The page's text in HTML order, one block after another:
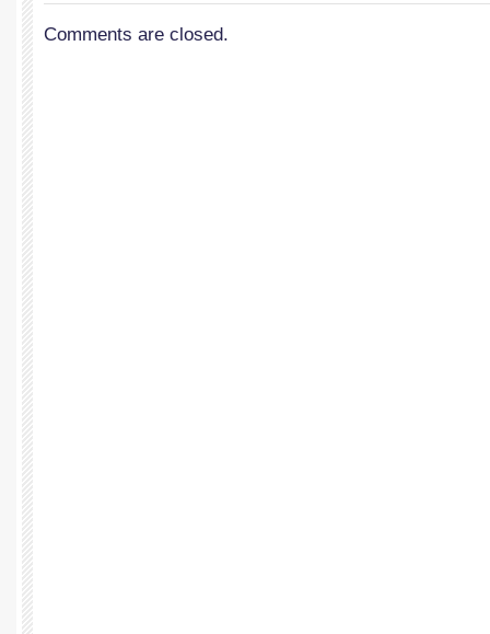
Comments are closed.